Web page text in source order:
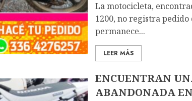
La motocicleta,
1200, no registra pedido
permanece...
LEER MÁS
ENCUENTRAN
ABANDONADA